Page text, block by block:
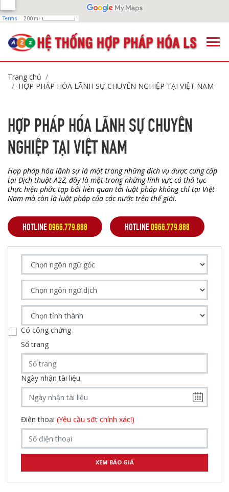
Trang chủ
HỢP PHÁP HÓA LÃNH SỰ CHUYÊN NGHIỆP TẠI VIỆT NAM
HỢP PHÁP HÓA LÃNH SỰ CHUYÊN
NGHIỆP TẠI VIỆT NAM
Hợp pháp hóa lãnh sự là một trong những dịch vụ được cung cấp
tại Dịch thuật A2Z, đây là một trong những lĩnh vực có thủ tục
thực hiện phức tạp bởi liên quan tới luật pháp không chỉ tại Việt
Nam mà còn là luật pháp của các nước trên thế giới.
HOTLINE0966.779.888 HOTLINE0966.779.888
Có công chứng
Số trang
Ngày nhận tài liệu
Điện thoại (Yêu cầu sđt chính xác!)